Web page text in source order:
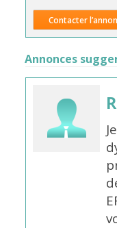
Contacter
Annonces